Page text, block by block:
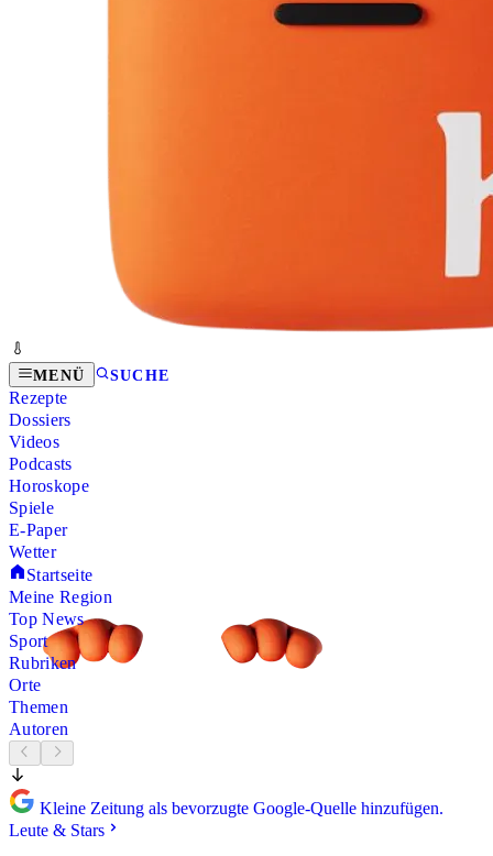
MENÜ SUCHE
Rezepte
Dossiers
Videos
Podcasts
Horoskope
Spiele
E-Paper
Wetter
Startseite
Meine Region
Top News
Sport
Rubriken
Orte
Themen
Autoren
Kleine Zeitung als bevorzugte Google-Quelle hinzufügen.
Leute & Stars